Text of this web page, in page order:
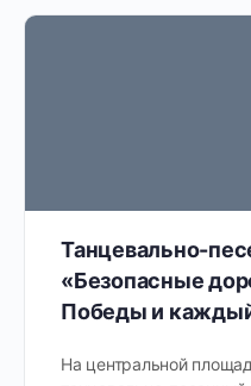
Танцевально-
«Безопасные
Победы и
На центральной